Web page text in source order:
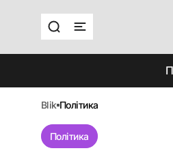
blik політика
Політика